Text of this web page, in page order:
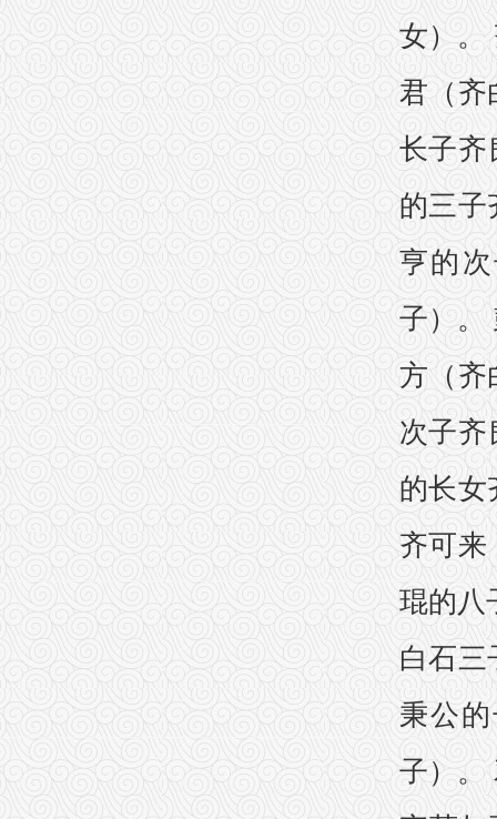
女）。
君（齐
长子齐
的三子
亨的
子）。
方（齐
次子齐
的长女
齐可来
琨的八
白石三
秉公
子）。